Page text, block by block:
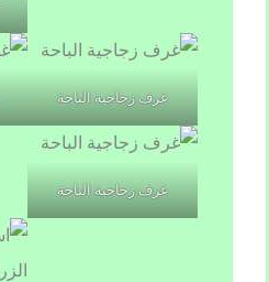
غرف زجاجية الباحة
غرف زجاجية الباحة